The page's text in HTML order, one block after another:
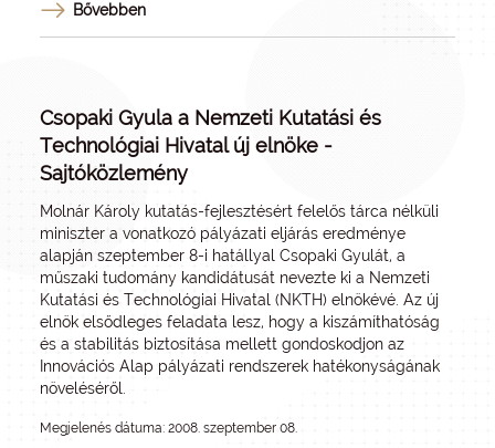
Bővebben
Csopaki Gyula a Nemzeti Kutatási és
Technológiai Hivatal új elnöke -
Sajtóközlemény
Molnár Károly kutatás-fejlesztésért felelős tárca nélküli
miniszter a vonatkozó pályázati eljárás eredménye
alapján szeptember 8-i hatállyal Csopaki Gyulát, a
műszaki tudomány kandidátusát nevezte ki a Nemzeti
Kutatási és Technológiai Hivatal (NKTH) elnökévé. Az új
elnök elsődleges feladata lesz, hogy a kiszámíthatóság
és a stabilitás biztosítása mellett gondoskodjon az
Innovációs Alap pályázati rendszerek hatékonyságának
növeléséről.
Megjelenés dátuma: 2008. szeptember 08.